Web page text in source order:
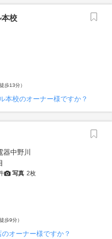
校
歩13分）
本校のオーナー様ですか？
写真 2枚
歩9分）
オーナー様ですか？